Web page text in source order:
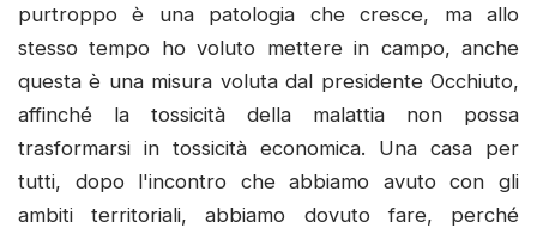
purtroppo è una patologia che cresce, ma allo
stesso tempo ho voluto mettere in campo, anche
questa è una misura voluta dal presidente Occhiuto,
affinché la tossicità della malattia non possa
trasformarsi in tossicità economica. Una casa per
tutti, dopo l'incontro che abbiamo avuto con gli
ambiti territoriali, abbiamo dovuto fare, perché